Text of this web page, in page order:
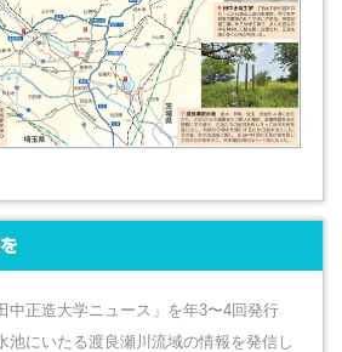
正造大学ニュース」を年3〜4回発行
池にいたる渡良瀬川流域の情報を発信し